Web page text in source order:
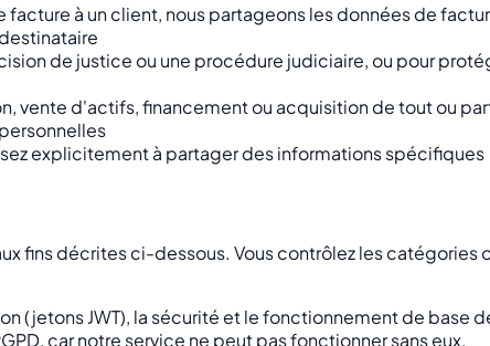
facture à un client, nous partageons les données de
de justice ou une procédure judiciaire, ou pour
vente d'actifs, financement ou acquisition de tout ou
explicitement à partager des informations spécifiques
fins décrites ci-dessous. Vous contrôlez les
(jetons JWT), la sécurité et le fonctionnement de base
car notre service ne peut pas fonctionner sans eux.